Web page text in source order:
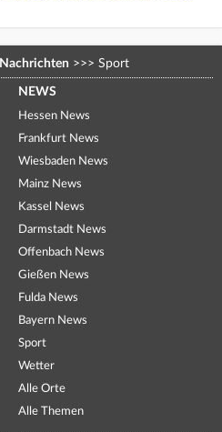
Nachrichten >>> Sport
NEWS
Hessen News
Frankfurt News
Wiesbaden News
Mainz News
Kassel News
Darmstadt News
Offenbach News
Gießen News
Fulda News
Bayern News
Sport
Wetter
Alle Orte
Alle Themen